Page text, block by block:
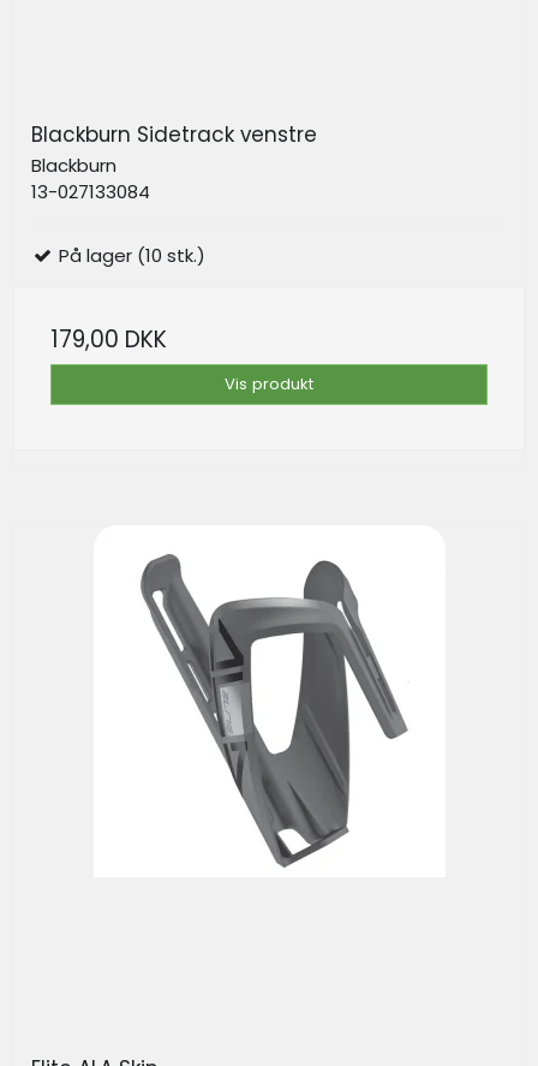
Blackburn Sidetrack venstre
Blackburn
13-027133084
På lager (10 stk.)
179,00 DKK
Vis produkt